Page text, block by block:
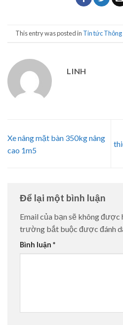
This entry was posted in Tin tức Thông
LINH
Xe nâng mặt bàn 350kg nâng
cao 1m5
Để lại một bình luận
Email của bạn sẽ không được
trường bắt buộc được đánh
Bình luận *